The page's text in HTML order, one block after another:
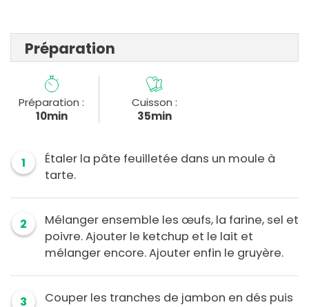
Préparation
Préparation :
10min
Cuisson :
35min
1
Étaler la pâte feuilletée dans un moule à
tarte.
2
Mélanger ensemble les œufs, la farine, sel et
poivre. Ajouter le ketchup et le lait et
mélanger encore. Ajouter enfin le gruyère.
3
Couper les tranches de jambon en dés puis